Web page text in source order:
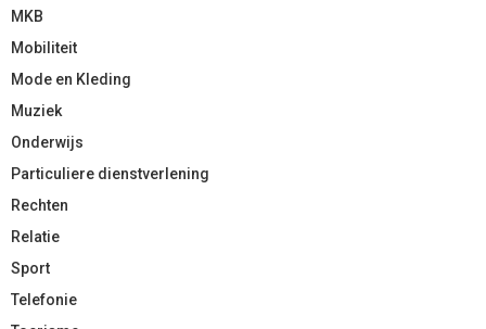
MKB
Mobiliteit
Mode en Kleding
Muziek
Onderwijs
Particuliere dienstverlening
Rechten
Relatie
Sport
Telefonie